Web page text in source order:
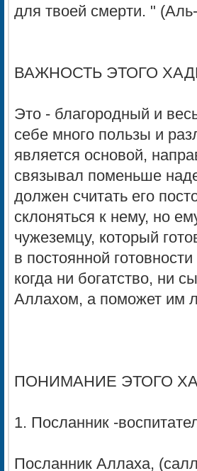
для твоей смерти. "
ВАЖНОСТЬ ЭТОГО
Это - благородный и
себе много пользы и
является основой,
связывал поменьше
должен считать его
склоняться к нему, но
чужеземцу, который
в постоянной
когда ни богатство, ни
Аллахом, а поможет им
ПОНИМАНИЕ ЭТОГО
1. Посланник -
Посланник Аллаха,